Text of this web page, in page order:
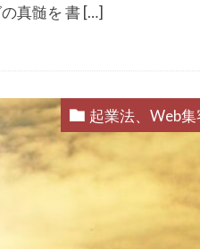
真髄を 書 […]
起業法、Web